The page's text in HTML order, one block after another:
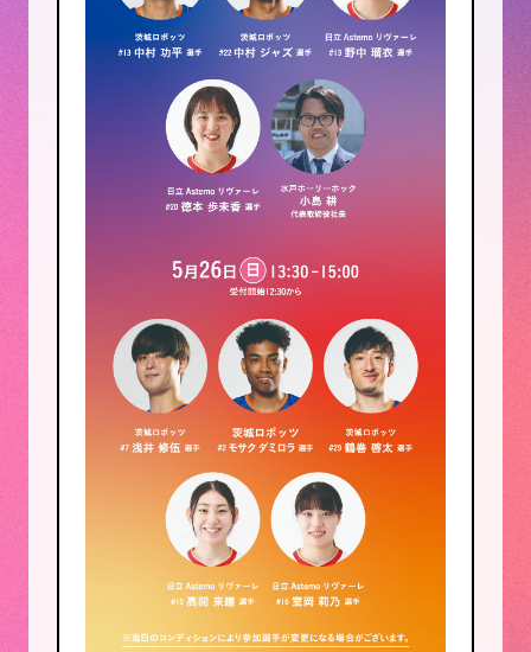
・出店規約の注意事項を遵守いただ
ける方
・ご自身で搬入・設営・店番ができ
＜販売できるもの＞
・ご家庭で不要になった衣類、雑
貨、子供用品などの「リサイクル
■出店者様の持ち物
・出品いただく商品
・釣り銭
・電卓
・必要に応じてショッピングバッグ
等
・レジャーシート等
※出店者様ご自身で運営をお願いい
たします。
■注意事項
政治、宗教、企業等の宣伝活動はで